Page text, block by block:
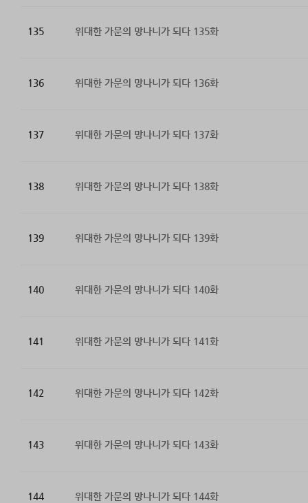
135 위대한 가문의 망나니가 되다 135화
136 위대한 가문의 망나니가 되다 136화
137 위대한 가문의 망나니가 되다 137화
138 위대한 가문의 망나니가 되다 138화
139 위대한 가문의 망나니가 되다 139화
140 위대한 가문의 망나니가 되다 140화
141 위대한 가문의 망나니가 되다 141화
142 위대한 가문의 망나니가 되다 142화
143 위대한 가문의 망나니가 되다 143화
144 위대한 가문의 망나니가 되다 144화